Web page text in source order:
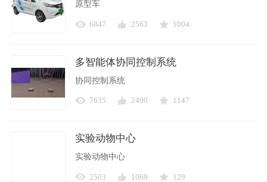
原型车
6847 2563 1004
多智能体协同控制系统
协同控制系统
7635 2400 1147
实验动物中心
实验动物中心
2503 1069 129